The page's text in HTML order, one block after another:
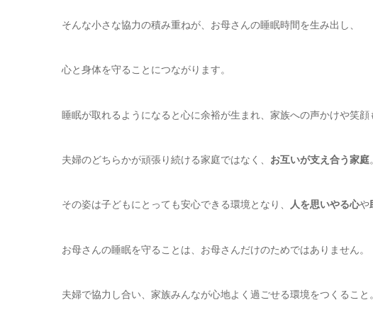
そんな小さな協力の積み重ねが、お母さんの睡眠時間を生み出し、
心と身体を守ることにつながります。
睡眠が取れるようになると心に余裕が生まれ、家族への声かけや笑顔
夫婦のどちらかが頑張り続ける家庭ではなく、 お互いが支え合う家庭。
その姿は子どもにとっても安心できる環境となり、 人を思いやる心や
お母さんの睡眠を守ることは、お母さんだけのためではありません。
夫婦で協力し合い、家族みんなが心地よく過ごせる環境をつくること。